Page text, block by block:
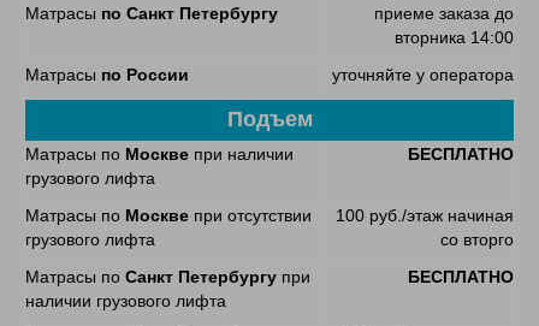
Матрасы по Санкт Петербургу
приеме заказа до
вторника 14:00
Матрасы по России уточняйте у оператора
Подъем
Матрасы по Москве при наличии
грузового лифта
БЕСПЛАТНО
Матрасы по Москве при отсутствии
грузового лифта
100 руб./этаж начиная
со вторго
Матрасы по Санкт Петербургу при
наличии грузового лифта
БЕСПЛАТНО